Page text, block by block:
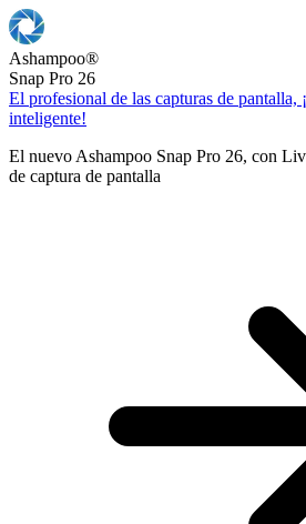
Ashampoo®
Snap Pro 26
El profesional de las capturas de pantalla,
inteligente!
El nuevo Ashampoo Snap Pro 26, con
de captura de pantalla